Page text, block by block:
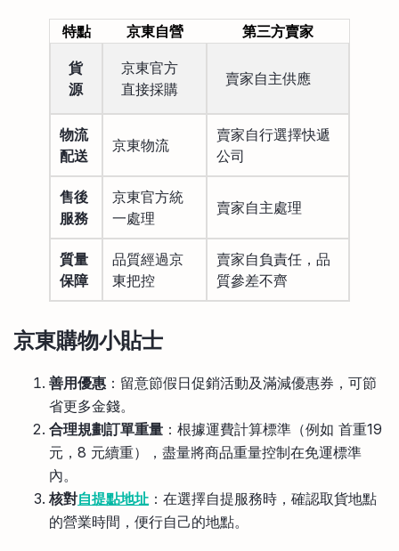
特點 京東自營 第三方賣家
貨
源
京東官方
直接採購
賣家自主供應
物流
配送
京東物流
賣家自行選擇快遞
公司
售後
服務
京東官方統
一處理
賣家自主處理
質量
保障
品質經過京
東把控
賣家自負責任，品
質參差不齊
京東購物小貼士
善用優惠 ：留意節假日促銷活動及滿減優惠券，可節
省更多金錢。
合理規劃訂單重量 ：根據運費計算標準（例如 首重19
元，8 元續重），盡量將商品重量控制在免運標準
內。
核對自提點地址 ：在選擇自提服務時，確認取貨地點
的營業時間，便行自己的地點。